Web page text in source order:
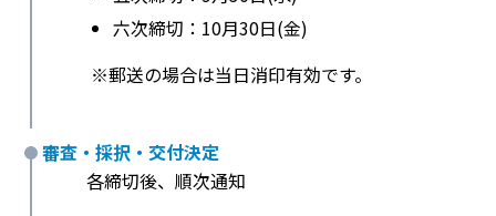
六次締切：10月30日(金)
※郵送の場合は当日消印有効です。
審査・採択・交付決定
各締切後、順次通知